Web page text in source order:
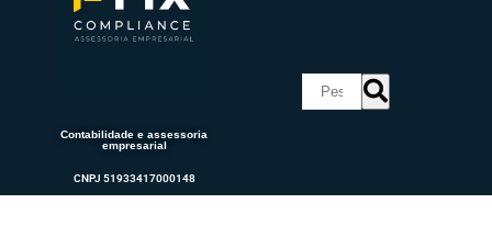
Contabilidade e assessoria
empresarial
CNPJ 51933417000148